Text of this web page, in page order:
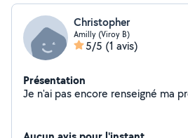
Christopher
Amilly (Viroy B)
5/5 (1 avis)
Présentation
Je